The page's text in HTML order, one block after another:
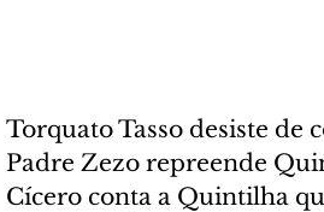
Torquato Tasso desiste de
Padre Zezo repreende
Cícero conta a Quintilha